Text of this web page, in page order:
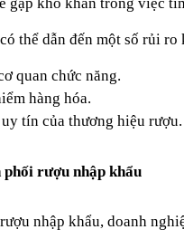
thể dẫn đến một số rủi ro
quan chức năng.
hàng hóa.
tín của thương hiệu rượu.
phối rượu nhập khẩu
nhập khẩu, doanh